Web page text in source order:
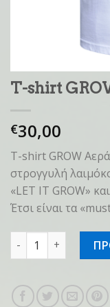
T-shirt
€30,00
T-shirt GROW
στρογγυλή
«LET IT GROW»
Έτσι είναι τα
T-shirt GROW